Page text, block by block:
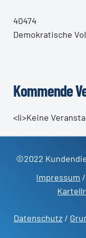
40474
Demokratische
Kommende
<li>Keine
©2022
Impressum /
Datenschutz/